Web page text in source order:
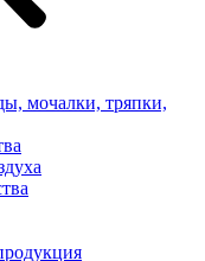
мочалки, тряпки,